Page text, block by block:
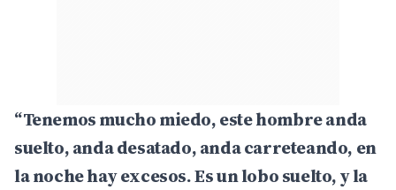
“Tenemos mucho miedo, este hombre anda
suelto, anda desatado, anda carreteando, en
la noche hay excesos. Es un lobo suelto, y la